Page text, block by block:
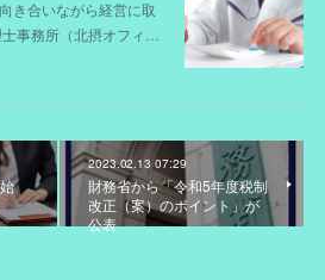
き合いながら経営に取
事務所（北摂オフィ…
2023.02.13 07:29
財務省から「令和5年度税制
改正（案）のポイント」が
公表